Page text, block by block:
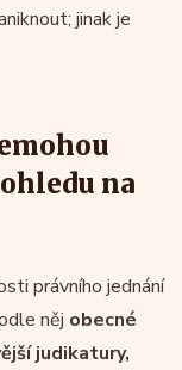
jinak je
na
právního jednání
něj obecné
judikatury,